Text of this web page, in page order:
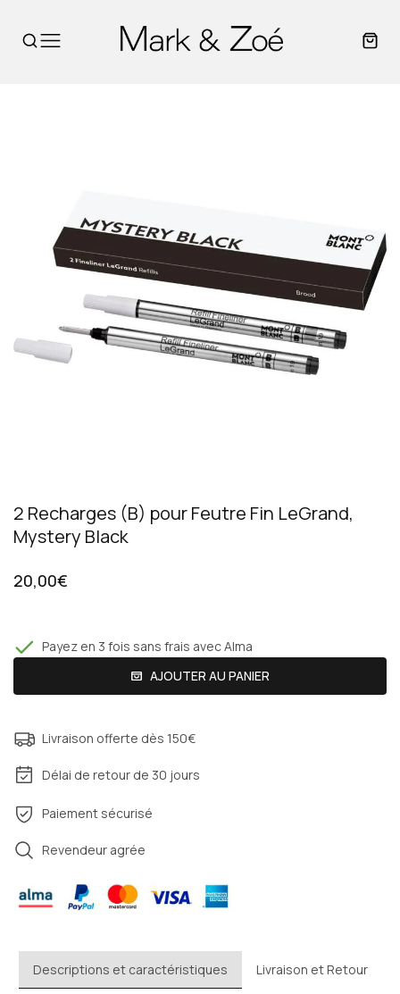
2 Recharges (B) pour Feutre Fin LeGrand,
Mystery Black
20,00€
Payez en 3 fois sans frais avec Alma
AJOUTER AU PANIER
Livraison offerte dès 150€
Délai de retour de 30 jours
Paiement sécurisé
Revendeur agrée
Descriptions et caractéristiques Livraison et Retour